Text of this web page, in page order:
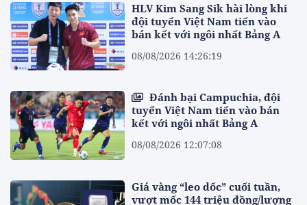
HLV Kim Sang Sik hài lòng khi
đội tuyển Việt Nam tiến vào
bán kết với ngôi nhất Bảng A
08/08/2026 14:26:19
Đánh bại Campuchia, đội
tuyển Việt Nam tiến vào bán
kết với ngôi nhất Bảng A
08/08/2026 12:07:08
Giá vàng “leo dốc” cuối tuần,
vượt mốc 144 triệu đồng/lượng